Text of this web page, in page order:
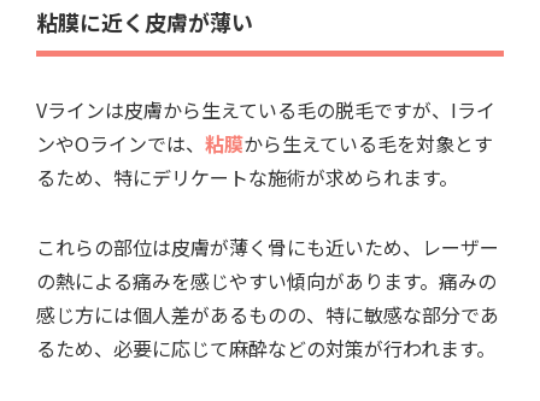
粘膜に近く皮膚が薄い
Vラインは皮膚から生えている毛の脱毛ですが、Iライ
ンやOラインでは、 粘膜から生えている毛を対象とす
るため、特にデリケートな施術が求められます。
これらの部位は皮膚が薄く骨にも近いため、レーザー
の熱による痛みを感じやすい傾向があります。痛みの
感じ方には個人差があるものの、特に敏感な部分であ
るため、必要に応じて麻酔などの対策が行われます。